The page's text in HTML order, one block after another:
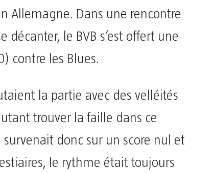
Allemagne. Dans une rencontre
décanter, le BVB s’est offert une
contre les Blues.
la partie avec des velléités
trouver la faille dans ce
survenait donc sur un score nul et
le rythme était toujours